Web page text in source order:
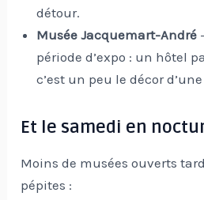
détour.
Musée Jacquemart-André
période d’expo : un hôtel
c’est un peu le décor
Et le samedi en
Moins de musées ouverts
pépites :